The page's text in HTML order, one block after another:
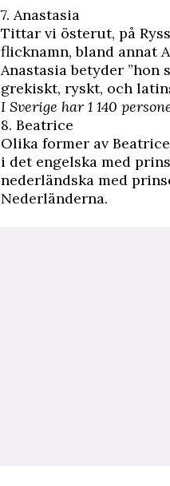
7. Anastasia
Tittar vi österut, på
flicknamn, bland annat
Anastasia betyder ”hon
grekiskt, ryskt, och
I Sverige har 1 140
8. Beatrice
Olika former av
i det engelska med
nederländska med
Nederländerna.